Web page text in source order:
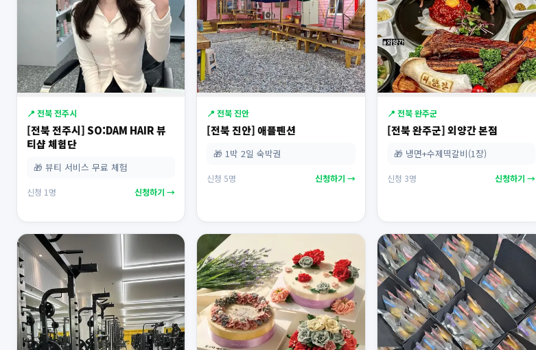
📍 전북 전주시
[전북 전주시] SO:DAM HAIR 뷰
티샵 체험단
🎁 뷰티 서비스 무료 체험
신청 1명 신청하기 →
📍 전북 진안
[전북 진안] 애플펜션
🎁 1박 2일 숙박권
신청 5명 신청하기 →
📍 전북 완주군
[전북 완주군] 외양간 본점
🎁 냉면+수제떡갈비(1장)
신청 3명 신청하기 →